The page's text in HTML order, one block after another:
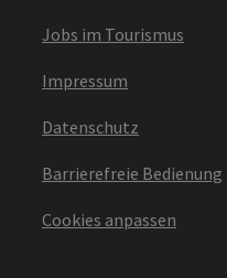
Jobs im Tourismus
Impressum
Datenschutz
Barrierefreie Bedienung
Cookies anpassen